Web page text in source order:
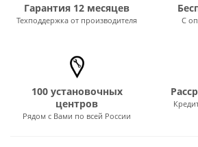
Гарантия 12 месяцев
Техподдержка от производителя С
100 установочных
центров
Рядом с Вами по всей России